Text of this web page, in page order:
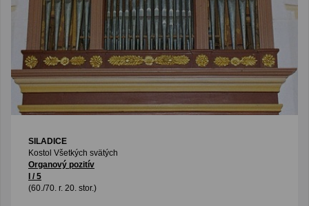
SILADICE
Kostol Všetkých svätých
Organový pozitív
I / 5
(60./70. r. 20. stor.)